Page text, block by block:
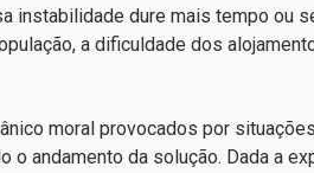
instabilidade dure mais tempo ou
a dificuldade dos
moral provocados por
o andamento da solução. Dada a